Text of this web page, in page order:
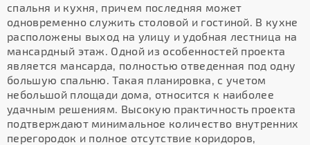
спальня и кухня, причем последняя может
одновременно служить столовой и гостиной. В кухне
расположены выход на улицу и удобная лестница на
мансардный этаж. Одной из особенностей проекта
является мансарда, полностью отведенная под одну
большую спальню. Такая планировка, с учетом
небольшой площади дома, относится к наиболее
удачным решениям. Высокую практичность проекта
подтверждают минимальное количество внутренних
перегородок и полное отсутствие коридоров,